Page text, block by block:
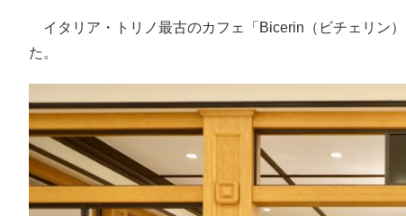
イタリア・トリノ最古のカフェ「Bicerin（ビチェリン
た。